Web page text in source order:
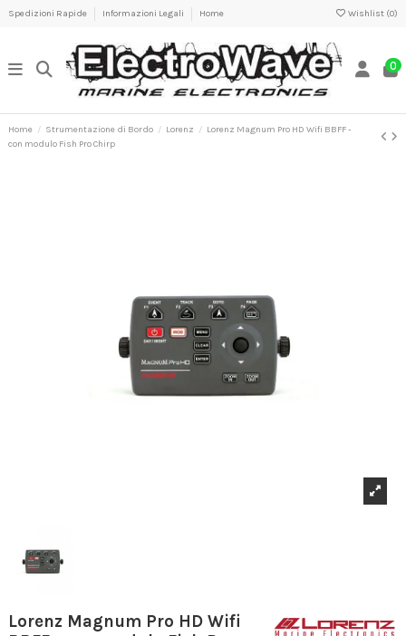
Spedizioni Rapide Informazioni Legali Home Wishlist (0)
0
Home Strumentazione di Bordo Lorenz
Lorenz Magnum Pro HD Wifi BBFF -
con modulo Fish Pro Chirp
Lorenz Magnum Pro HD Wifi